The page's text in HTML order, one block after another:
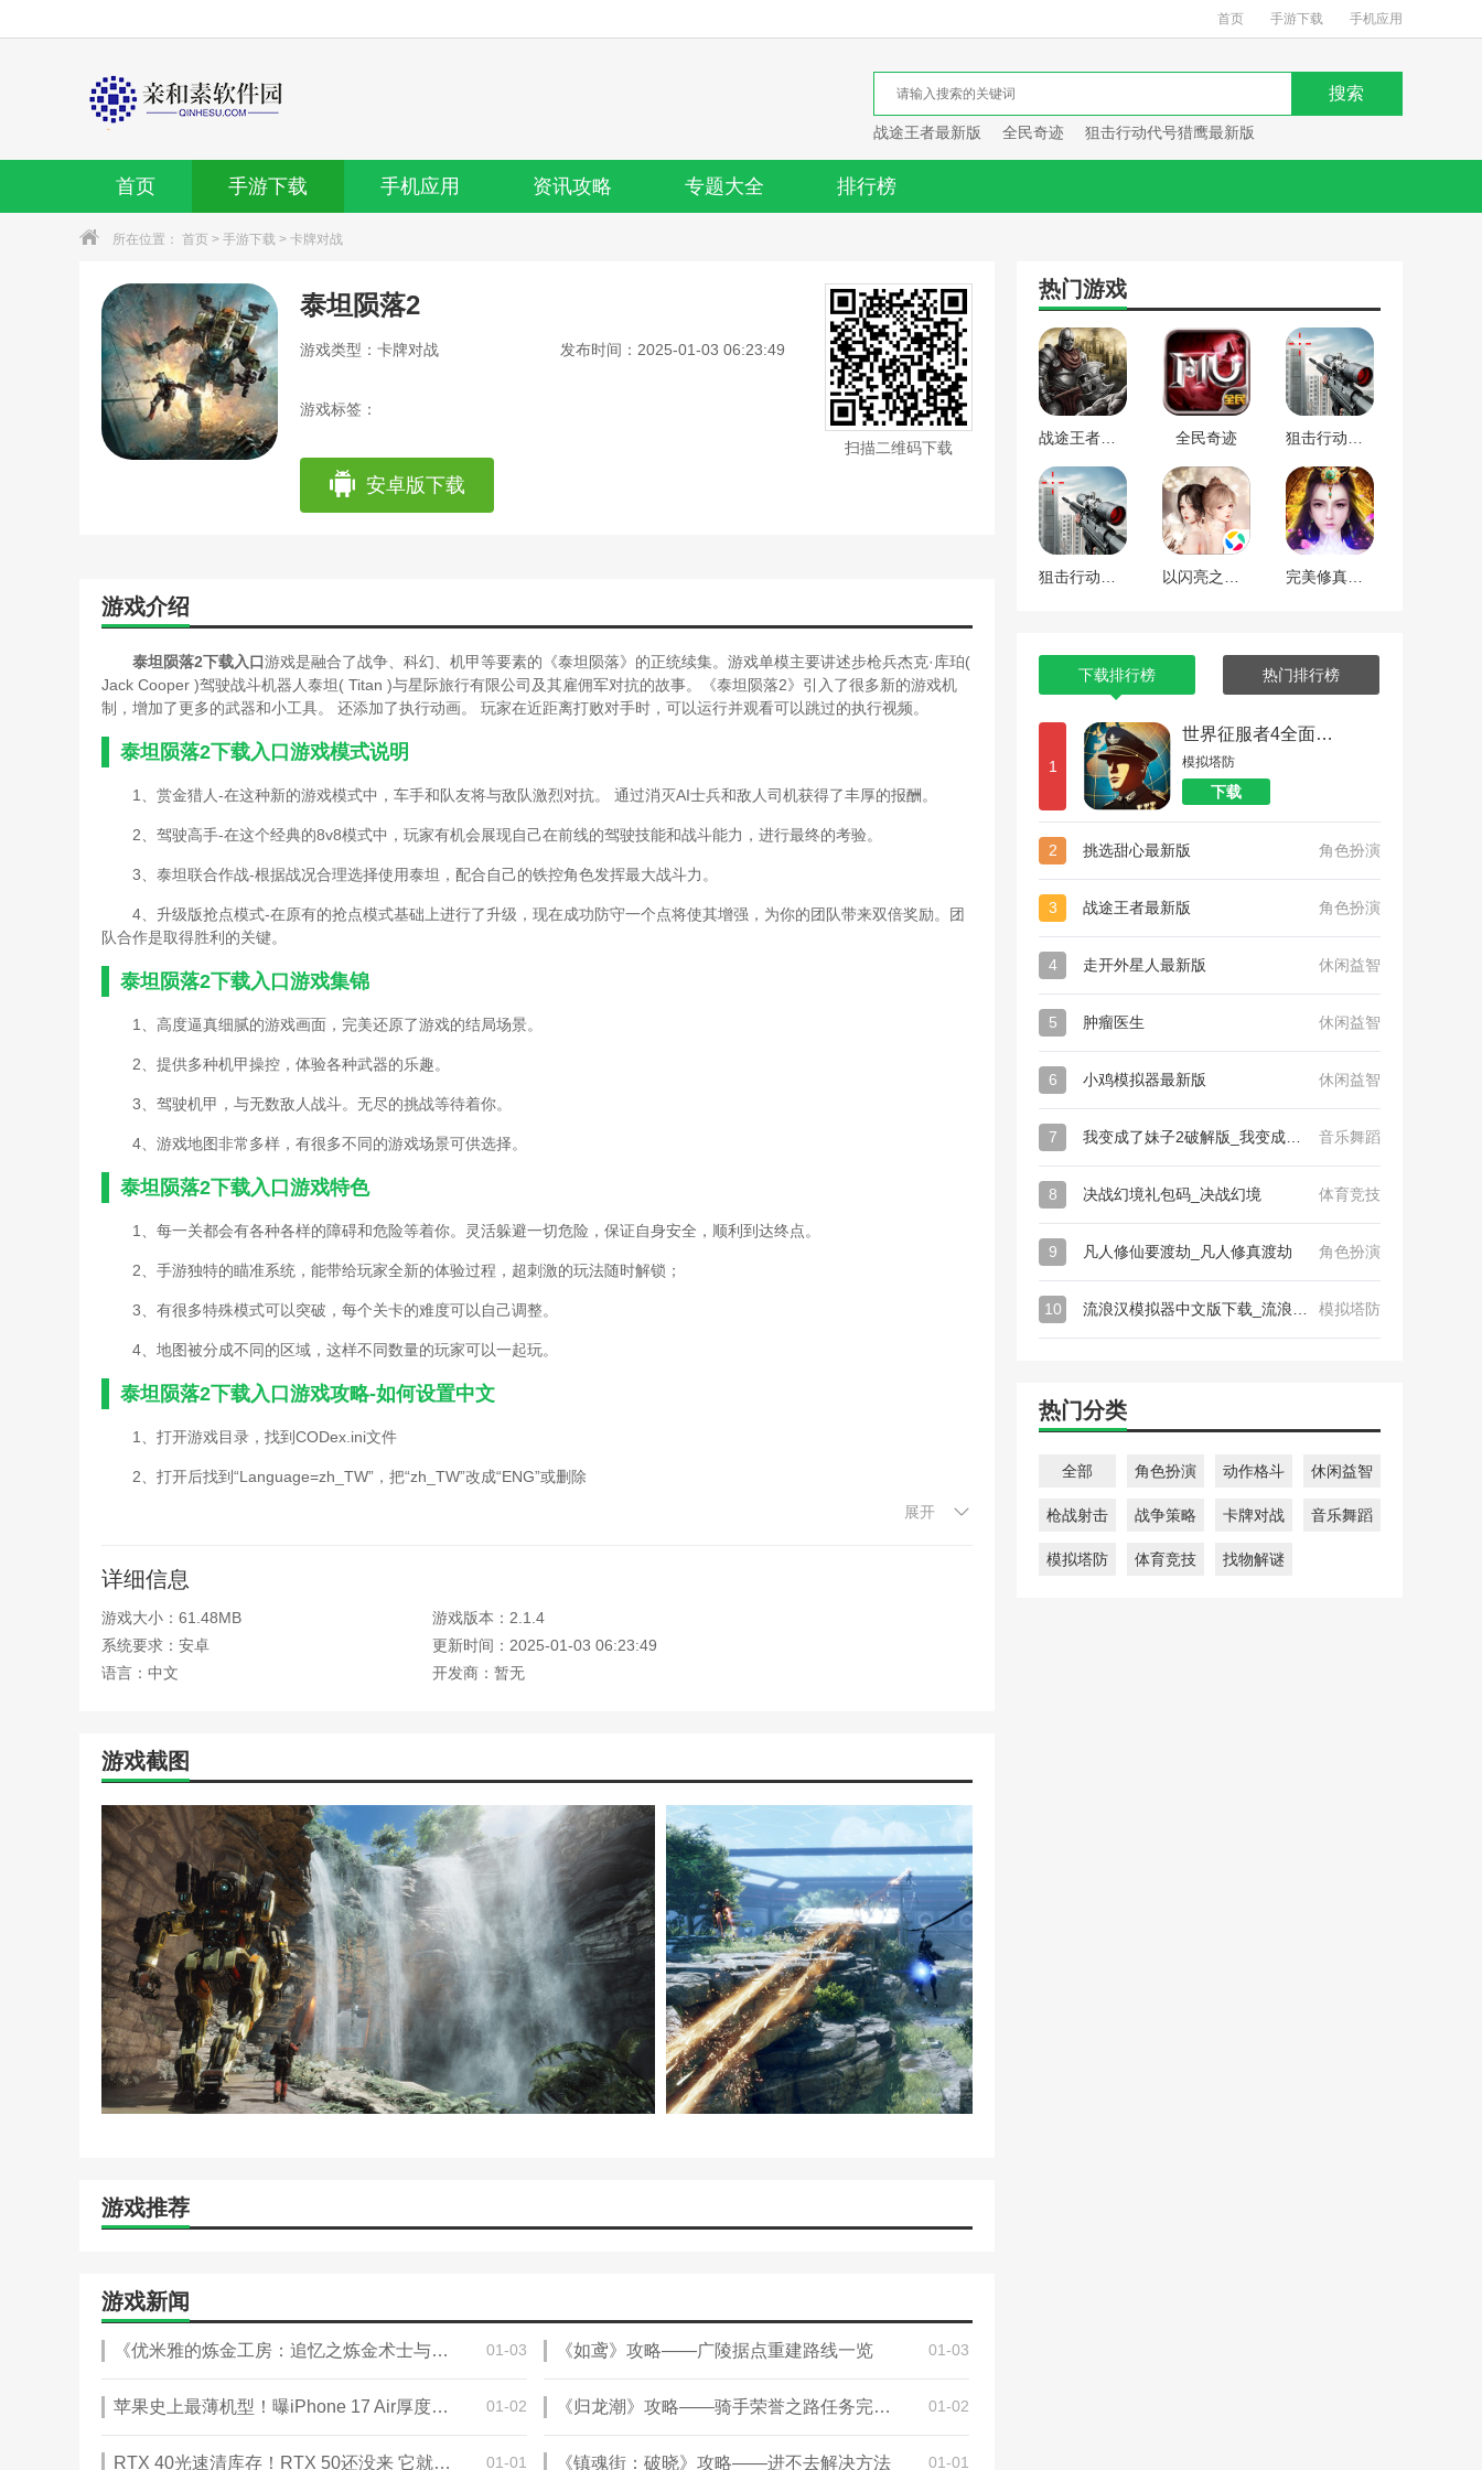
首页 手游下载 手机应用
战途王者最新版 全民奇迹 狙击行动代号猎鹰最新版
首页 手游下载 手机应用 资讯攻略 专题大全 排行榜
所在位置： 首页 > 手游下载 > 卡牌对战
泰坦陨落2
游戏类型：卡牌对战 发布时间：2025-01-03 06:23:49
游戏标签：
安卓版下载
扫描二维码下载
游戏介绍
泰坦陨落2下载入口游戏是融合了战争、科幻、机甲等要素的《泰坦陨落》的正统续集。游戏单模主要讲述步枪兵杰克·库珀(
Jack Cooper )驾驶战斗机器人泰坦( Titan )与星际旅行有限公司及其雇佣军对抗的故事。《泰坦陨落2》引入了很多新的游戏机
制，增加了更多的武器和小工具。 还添加了执行动画。 玩家在近距离打败对手时，可以运行并观看可以跳过的执行视频。
泰坦陨落2下载入口游戏模式说明
1、赏金猎人-在这种新的游戏模式中，车手和队友将与敌队激烈对抗。 通过消灭AI士兵和敌人司机获得了丰厚的报酬。
2、驾驶高手-在这个经典的8v8模式中，玩家有机会展现自己在前线的驾驶技能和战斗能力，进行最终的考验。
3、泰坦联合作战-根据战况合理选择使用泰坦，配合自己的铁控角色发挥最大战斗力。
4、升级版抢点模式-在原有的抢点模式基础上进行了升级，现在成功防守一个点将使其增强，为你的团队带来双倍奖励。团
队合作是取得胜利的关键。
泰坦陨落2下载入口游戏集锦
1、高度逼真细腻的游戏画面，完美还原了游戏的结局场景。
2、提供多种机甲操控，体验各种武器的乐趣。
3、驾驶机甲，与无数敌人战斗。无尽的挑战等待着你。
4、游戏地图非常多样，有很多不同的游戏场景可供选择。
泰坦陨落2下载入口游戏特色
1、每一关都会有各种各样的障碍和危险等着你。灵活躲避一切危险，保证自身安全，顺利到达终点。
2、手游独特的瞄准系统，能带给玩家全新的体验过程，超刺激的玩法随时解锁；
3、有很多特殊模式可以突破，每个关卡的难度可以自己调整。
4、地图被分成不同的区域，这样不同数量的玩家可以一起玩。
泰坦陨落2下载入口游戏攻略-如何设置中文
1、打开游戏目录，找到CODex.ini文件
2、打开后找到“Language=zh_TW”，把“zh_TW”改成“ENG”或删除
5、在目标选项最后一栏加上+cc_lang "tchinese"
泰坦陨落2下载入口游戏评测
游戏采用先进的游戏引擎，呈现惊艳的游戏画面。玩家可以在高度细节化的环境中战斗，感受更真实的游戏体验。还有多种
本站为您提供泰坦陨落2 下载入口的 手机游戏 ，欢迎大家记住本站网址，本站是您下载安卓手游app最好的网站！
展开
详细信息
游戏大小：61.48MB
游戏版本：2.1.4
系统要求：安卓
更新时间：2025-01-03 06:23:49
语言：中文
开发商：暂无
游戏截图
游戏推荐
游戏新闻
《优米雅的炼金工房：追忆之炼金术士与幻创之地》攻略——游戏游玩平台介绍 01-03 《如鸢》攻略——广陵据点重建路线一览 01-03
苹果史上最薄机型！曝iPhone 17 Air厚度仅6mm 01-02 《归龙潮》攻略——骑手荣誉之路任务完成攻略 01-02
RTX 40光速清库存！RTX 50还没来 它就卖完了 01-01 《镇魂街：破晓》攻略——进不去解决方法 01-01
热门游戏
全民奇迹
下载排行榜 热门排行榜
1
世界征服者4全面战争
模拟塔防
下载
2 挑选甜心最新版 角色扮演
3 战途王者最新版 角色扮演
4 走开外星人最新版 休闲益智
5 肿瘤医生 休闲益智
6 小鸡模拟器最新版 休闲益智
7 音乐舞蹈
8 决战幻境礼包码_决战幻境 体育竞技
9 凡人修仙要渡劫_凡人修真渡劫 角色扮演
10 模拟塔防
热门分类
全部 角色扮演 动作格斗 休闲益智
枪战射击 战争策略 卡牌对战 音乐舞蹈
模拟塔防 体育竞技 找物解谜